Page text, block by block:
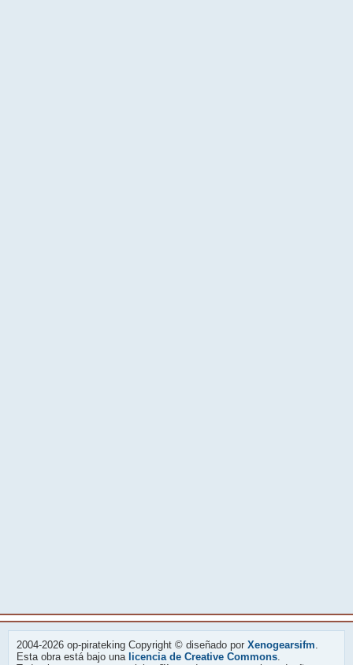
2004-2026 op-pirateking Copyright © diseñado por Xenogearsifm.
Esta obra está bajo una licencia de Creative Commons.